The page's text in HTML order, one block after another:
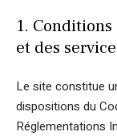
1.
et des
Le site constitue
dispositions du
Réglementations